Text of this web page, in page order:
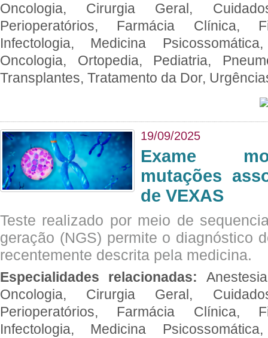
Oncologia, Cirurgia Geral,
Perioperatórios, Farmácia Clínica,
Infectologia, Medicina
Oncologia, Ortopedia, Pediatria,
Transplantes, Tratamento da Dor,
19/09/2025
Exame
mutações
de VEXAS
Teste realizado por meio de
geração (NGS) permite o diagnóstico
recentemente descrita pela medicina.
Especialidades relacionadas:
Oncologia, Cirurgia Geral,
Perioperatórios, Farmácia Clínica,
Infectologia, Medicina